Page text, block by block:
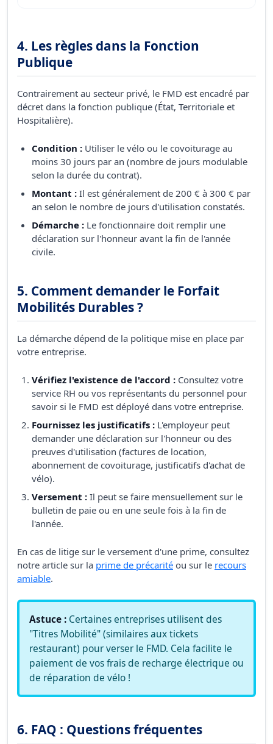
4. Les règles dans la Fonction
Publique
Contrairement au secteur privé, le FMD est encadré par
décret dans la fonction publique (État, Territoriale et
Hospitalière).
Condition : Utiliser le vélo ou le covoiturage au
moins 30 jours par an (nombre de jours modulable
selon la durée du contrat).
Montant : Il est généralement de 200 € à 300 € par
an selon le nombre de jours d'utilisation constatés.
Démarche : Le fonctionnaire doit remplir une
déclaration sur l'honneur avant la fin de l'année
civile.
5. Comment demander le Forfait
Mobilités Durables ?
La démarche dépend de la politique mise en place par
votre entreprise.
Vérifiez l'existence de l'accord : Consultez votre
service RH ou vos représentants du personnel pour
savoir si le FMD est déployé dans votre entreprise.
Fournissez les justificatifs : L'employeur peut
demander une déclaration sur l'honneur ou des
preuves d'utilisation (factures de location,
abonnement de covoiturage, justificatifs d'achat de
vélo).
Versement : Il peut se faire mensuellement sur le
bulletin de paie ou en une seule fois à la fin de
l'année.
En cas de litige sur le versement d'une prime, consultez
notre article sur la prime de précarité ou sur le recours
amiable.
Astuce : Certaines entreprises utilisent des
"Titres Mobilité" (similaires aux tickets
restaurant) pour verser le FMD. Cela facilite le
paiement de vos frais de recharge électrique ou
de réparation de vélo !
6. FAQ : Questions fréquentes